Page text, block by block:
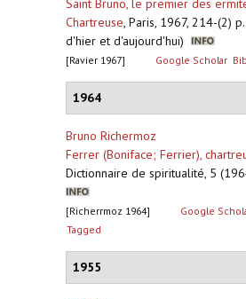
Saint Bruno, le premier des
Chartreuse, Paris, 1967, 214-(2)
d'hier et d'aujourd'hui)
[Ravier 1967] Google Scholar
1964
Bruno Richermoz
Ferrer (Boniface; Ferrier),
Dictionnaire de spiritualité, 5
[Richerrmoz 1964] Google
Tagged
1955